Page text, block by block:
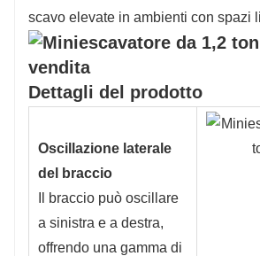
scavo elevate in ambienti con spazi
Dettagli del prodotto
Oscillazione laterale
del braccio
Il braccio può oscillare
a sinistra e a destra,
offrendo una gamma di